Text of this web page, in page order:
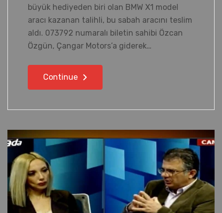
büyük hediyeden biri olan BMW X1 model
aracı kazanan talihli, bu sabah aracını teslim
aldı. 073792 numaralı biletin sahibi Özcan
Özgün, Çangar Motors’a giderek…
Continue